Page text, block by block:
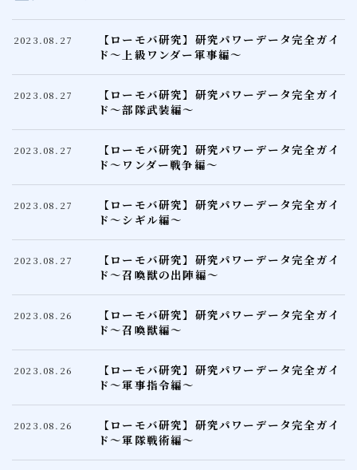
【ローモバ研究】研究パワーデータ完全ガイ
ド～上級ワンダー軍事編～
2023.08.27
【ローモバ研究】研究パワーデータ完全ガイ
ド～部隊武装編～
2023.08.27
【ローモバ研究】研究パワーデータ完全ガイ
ド～ワンダー戦争編～
2023.08.27
【ローモバ研究】研究パワーデータ完全ガイ
ド～シギル編～
2023.08.27
【ローモバ研究】研究パワーデータ完全ガイ
ド～召喚獣の出陣編～
2023.08.27
【ローモバ研究】研究パワーデータ完全ガイ
ド～召喚獣編～
2023.08.26
【ローモバ研究】研究パワーデータ完全ガイ
ド～軍事指令編～
2023.08.26
【ローモバ研究】研究パワーデータ完全ガイ
ド～軍隊戦術編～
2023.08.26